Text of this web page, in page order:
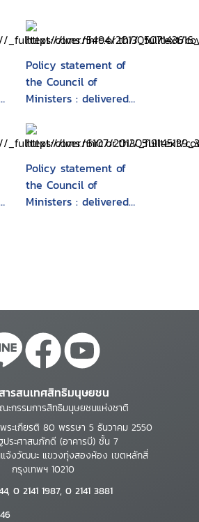
Policy statement of
the Council of
Ministers : delivered
Samak Sundaravej to
the National
Assembly on Monday
18 February B.E.
2551(2008)
Policy statement of
the Council of
Ministers : delivered
ารสนเทศสิทธิมนุษยชน
ะกรรมการสิทธิมนุษยชนแห่งชาติ
ระเกียรติ 80 พรรษา 5 ธันวาคม 2550
ประศาสนภักดี (อาคารบี) ชั้น 7
จ้งวัฒนะ แขวงทุ่งสองห้อง เขตหลักสี่
กรุงเทพฯ 10210
0 2141 1987, 0 2141 3881